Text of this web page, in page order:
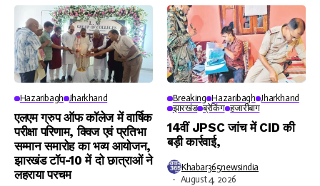
Hazaribagh Jharkhand
एलएम ग्रुप ऑफ कॉलेज में वार्षिक
परीक्षा परिणाम, क्विज एवं प्रतिभा
सम्मान समारोह का भव्य आयोजन,
झारखंड टॉप-10 में दो छात्राओं ने
लहराया परचम
Breaking Hazaribagh Jharkhand
झारखंड ब्रेकिंग हजारीबाग
14वीं JPSC जांच में CID की
बड़ी कार्रवाई,
Khabar365newsindia
August 4, 2026